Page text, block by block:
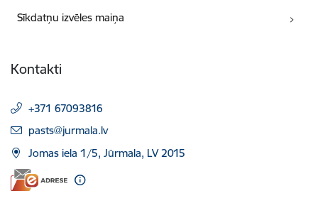
Sīkdatņu izvēles maiņa
Kontakti
+371 67093816
E-pasts:
pasts@jurmala.lv
Jomas iela 1/5, Jūrmala, LV 2015